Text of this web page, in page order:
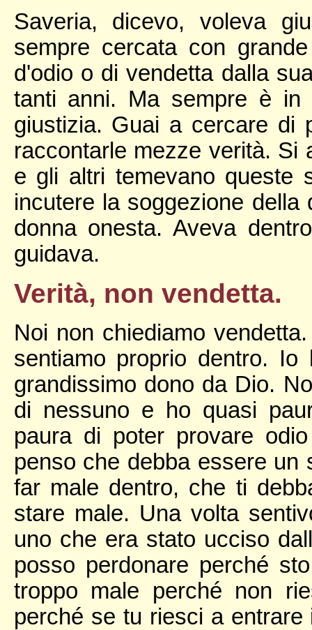
Saveria, dicevo, voleva
sempre cercata con
d'odio o di vendetta dalla
tanti anni. Ma sempre è in
giustizia. Guai a cercare di
raccontarle mezze verità. Si
e gli altri temevano queste
incutere la soggezione
donna onesta. Aveva
guidava.
Verità, non vendetta.
Noi non chiediamo
sentiamo proprio dentro.
grandissimo dono da Dio.
di nessuno e ho quasi
paura di poter provare
penso che debba essere un
far male dentro, che ti
stare male. Una volta
uno che era stato ucciso
posso perdonare perché
troppo male perché non
perché se tu riesci a